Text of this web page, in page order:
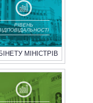
РІВЕНЬ
МІНІСТРІВ